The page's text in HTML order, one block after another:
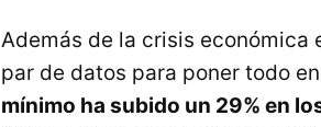
Además de la crisis económica
par de datos para poner todo
mínimo ha subido un 29% en